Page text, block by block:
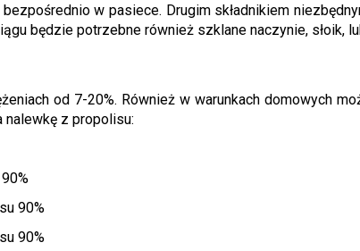
w pasiece. Drugim składnikiem
będzie potrzebne również szklane naczynie, słoik,
od 7-20%. Również w warunkach domowych
z propolisu:
90%
90%